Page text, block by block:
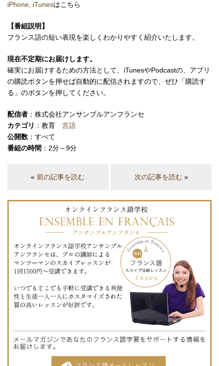
iPhone, iTunesはこちら
【番組説明】
フランス語の短い表現を楽しくわかりやすく紹介いたします。
現在不定期にお届けします。
確実にお届けするための方法として、iTunesやPodcastの、アプリ
の購読ボタンを押せば自動的に配信されますので、ぜひ「購読す
る」のボタンを押してください。
配信者 ：株式会社アンサンブルアンフランセ
カテゴリ ：教育 言語
公開数 ：すべて
番組の時間 ：2分～9分
«前の記事を読む 次の記事を読む»